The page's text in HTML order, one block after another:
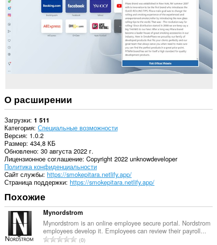
О расширении
Загрузки 1 511
Категория Специальные возможности
Версия 1.0.2
Размер 434,8 КБ
Обновлено 30 августа 2022 г.
Лицензионное соглашение Copyright 2022 unknowdeveloper
Политика конфиденциальности
Cайт службы https://smokepitara.netlify.app/
Страница поддержки https://smokepitara.netlify.app/
Похожие
Mynordstrom
Mynordstrom is an online employee secure portal. Nordstrom
employees develop it. Employees can review their payroll...
В0